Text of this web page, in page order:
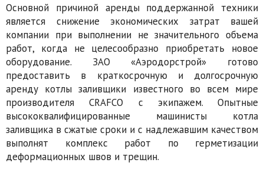
Основной причиной аренды поддержанной техники
является снижение экономических затрат вашей
компании при выполнении не значительного объема
работ, когда не целесообразно приобретать новое
оборудование. ЗАО «Аэродорстрой» готово
предоставить в краткосрочную и долгосрочную
аренду котлы заливщики известного во всем мире
производителя CRAFCO с экипажем. Опытные
высококвалифицированные машинисты котла
заливщика в сжатые сроки и с надлежавшим качеством
выполнят комплекс работ по герметизации
деформационных швов и трещин.